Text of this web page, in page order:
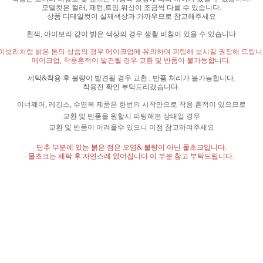
모델컷은 컬러, 패턴,트임,워싱이 조금씩 다를 수 있습니다.
상품 디테일컷이 실제색상과 가까우므로 참고해주세요
흰색, 아이보리 같이 밝은 색상의 경우 생활 비침이 있을 수 있습니다
보리처럼 밝은 톤의 상품의 경우 메이크업에 유의하여 피팅해 보시길 권장해 드립
메이크업, 착용흔적이 발견될 경우 교환 및 반품이 불가능합니다.
세탁&착용 후 불량이 발견될 경우 교환 , 반품 처리가 불가능합니다.
착용전 확인 부탁드리겠습니다.
이너웨어, 레깅스, 수영복 제품은 한번의 시착만으로 착용 흔적이 있으므로
교환 및 반품을 원할시 피팅해본 상태일 경우
교환 및 반품이 어려울수 있으니 이점 참고하여주세요
단추 부분에 있는 붉은 점은 오염& 불량이 아닌 물초크입니다.
물초크는 세탁 후 자연스레 없어집니다 이 부분 참고 부탁드립니다.